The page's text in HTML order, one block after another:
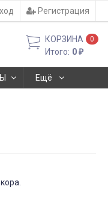
Регистрация
КОРЗИНА 0
Итого: 0₽
Ещё